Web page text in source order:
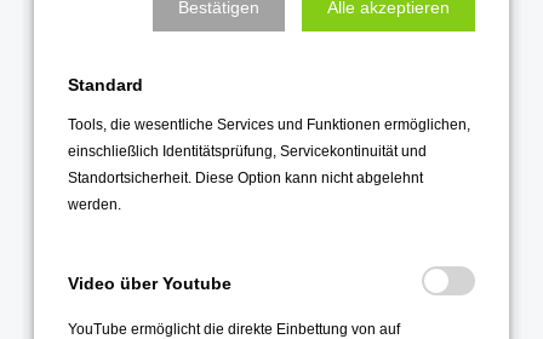
Februar 2022
2021
Dezember 2021
November 2021
September 2021
August 2021
Bestätigen Alle akzeptieren
Standard
Tools, die wesentliche Services und Funktionen ermöglichen,
einschließlich Identitätsprüfung, Servicekontinuität und
Standortsicherheit. Diese Option kann nicht abgelehnt
werden.
Video über Youtube
YouTube ermöglicht die direkte Einbettung von auf